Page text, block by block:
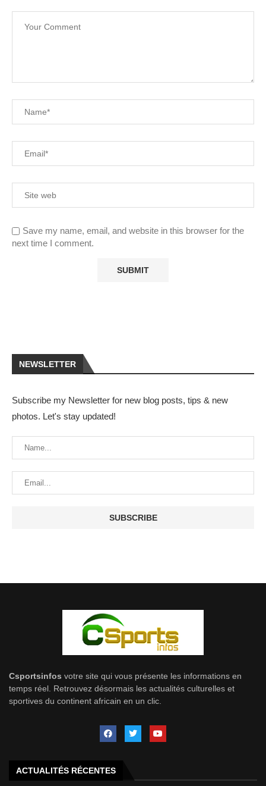
Save my name, email, and website in this browser for the
next time I comment.
NEWSLETTER
Subscribe my Newsletter for new blog posts, tips & new
photos. Let's stay updated!
Csportsinfos votre site qui vous présente les informations en
temps réel. Retrouvez désormais les actualités culturelles et
sportives du continent africain en un clic.
ACTUALITÉS RÉCENTES